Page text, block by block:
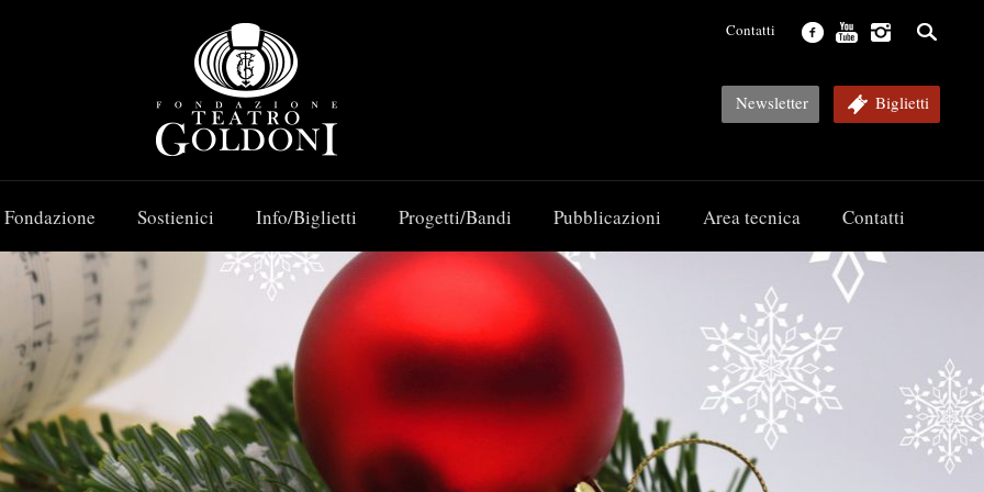
Contatti
Newsletter Biglietti
Sostienici Info/Biglietti Progetti/Bandi Pubblicazioni Area tecnica Contatti